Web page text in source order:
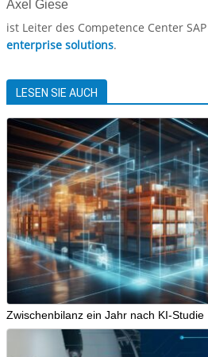
Axel Giese
ist Leiter des Competence Center
enterprise solutions.
LESEN SIE AUCH
Zwischenbilanz ein Jahr nach KI-Studie